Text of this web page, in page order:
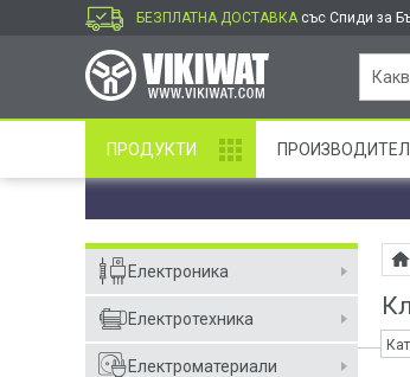
БЕЗПЛАТНА ДОСТАВКА със Спиди за
ПРОДУКТИ
Електроника
Електротехника
Електроматериали